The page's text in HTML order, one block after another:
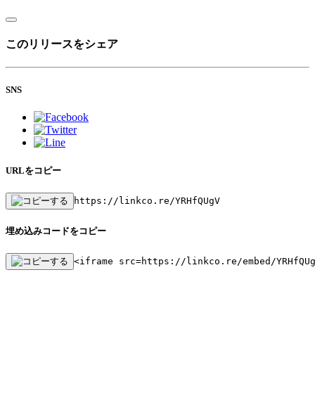
このリリースをシェア
SNS
URLをコピー
https://linkco.re/YRHfQUgV
埋め込みコードをコピー
<iframe src=https://linkco.re/embed/